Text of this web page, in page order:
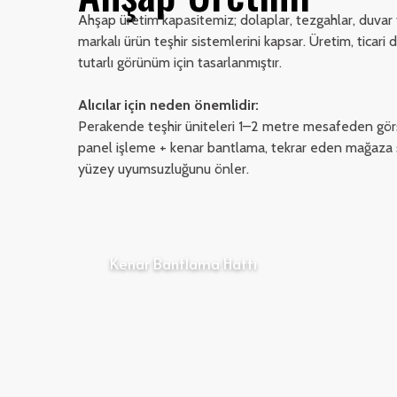
Ahşap üretim kapasitemiz; dolaplar, tezgahlar,
markalı ürün teşhir sistemlerini kapsar. Üretim, ticari
tutarlı görünüm için tasarlanmıştır.
Alıcılar için neden önemlidir:
Perakende teşhir üniteleri 1–2 metre mesafeden
panel işleme + kenar bantlama, tekrar eden mağaza
yüzey uyumsuzluğunu önler.
Kenar Bantlama Hattı